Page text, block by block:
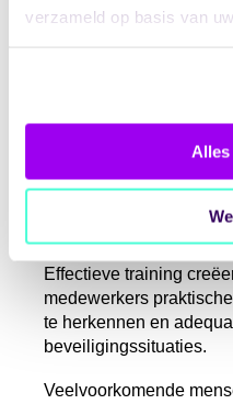
verzameld op basis van
Alles
Welke rol
van datalekken omdat
grootste oorzaak zijn
Effectieve training
medewerkers
te herkennen en
beveiligingssituaties.
Veelvoorkomende